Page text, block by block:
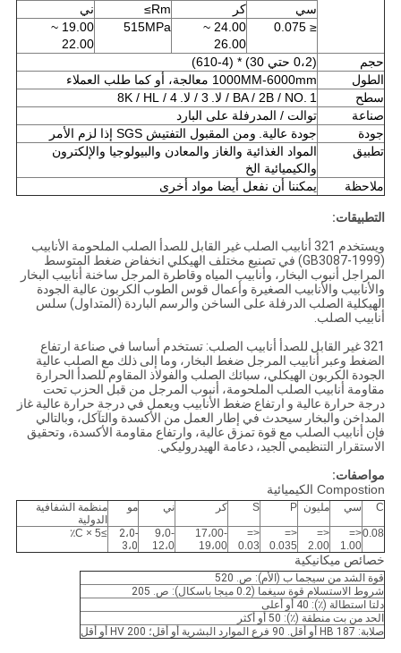
سي كر Rm≥
ني
≤ 0.075
24.00 ~
26.00
515MPa
19.00 ~
22.00
حجم
(0،2 حتي 30) * (4-610)
الطول
1000MM-6000mm معالجة، أو كما طلب العملاء
سطح
BA / 2B / NO. 1 / لا. 3 / لا.
4 / 8K / HL
صناعة
توالت / المدرفلة على البارد
جودة
جودة عالية. ومن المقبول التفتيش SGS إذا لزم الأمر
تطبيق
المواد الغذائية والغاز والمعادن والبيولوجيا والإلكترون
والكيميائية الخ
ملاحظة
يمكننا أن نفعل أيضا مواد أخرى
التطبيقات:
ويستخدم 321 أنابيب الصلب غير القابل للصدأ الصلب الملحومة الأنابيب
(GB3087-1999) في تصنيع مختلف الهيكلي انخفاض ضغط المتوسط ​​
المراجل أنبوب البخار، وأنابيب المياه وقاطرة المرجل ساخنة أنابيب البخار
والأنابيب والأنابيب الصغيرة وأعمال قوس الطوب الكربون عالية الجودة
الهيكلية الصلب الدرفلة على الساخن والرسم الباردة (المتداول) سلس
أنابيب الصلب.
321 غير القابل للصدأ أنابيب الصلب: تستخدم أساسا في صناعة ارتفاع
الضغط وعبر أنابيب المرجل ضغط البخار، وما إلى ذلك مع الصلب عالية
الجودة الكربون الهيكلي، سبائك الصلب والفولاذ المقاوم للصدأ الحرارة
مقاومة أنابيب الصلب الملحومة، أنبوب المرجل من قبل الحزب تحت
درجة حرارة عالية و ارتفاع ضغط الأنابيب ويعمل في درجة حرارة عالية غاز
المداخن والبخار سيحدث في إطار العمل من الأكسدة والتآكل، وبالتالي
فإن أنابيب الصلب مع قوة تمزق عالية، وارتفاع مقاومة الأكسدة، وتحقيق
الاستقرار التنظيمي الجيد، دعامة الهيدروليكي.
مواصفات:
Compostion الكيميائية
C سي مليون P
S كر ني مو
منظمة الشفافية
الدولية
0.08
<=
1.00
<=
2.00
<=
0.035
<=
0.03
17،00-
19،00
9،0-
12،0
2،0-
3،0
≥5 × C٪
خصائص ميكانيكية
قوة الشد من سيجما ب (الأم): ص. 520
شروط الاستسلام قوة سيغما (0.2 ميجا باسكال): ص. 205
دلتا استطالة (٪): 40 أو أعلى
الحد من بت منطقة (٪): 50 أو أكثر
صلابة: 187 HB أو أقل. 90 فرع الموارد البشرية أو أقل؛ 200 HV أو أقل